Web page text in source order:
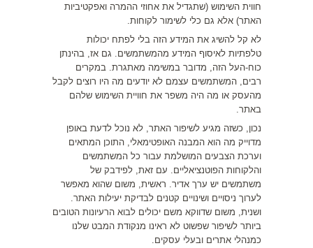
חווית השימוש (שתגדיל את אחוזי ההמרה ואפקטיביות
האתר) אלא גם כלי לשימור לקוחות.
לא קל להשיג את המידע הזה בלי לפתח יכולות
טלפתיות לאיסוף המידע מהמשתמשים. גם אז, בהינתן
כוח-העל הזה, מדובר במשימה מאתגרת. במקרים
רבים, המשתמשים עצמם לא יודעים מה היו רוצים לקבל
מהעסק או מה היה משפר את חוויית השימוש שלהם
באתר.
נכון, כשזה מגיע לשיפור האתר, לא נוכל לדעת באופן
מדוייק מה הוא המבנה האופטימאלי, התוכן המתאים
וערכת הצבעים המושלמת עבור כל המשתמשים
והלקוחות הפוטנציאליים. עם זאת, לפידבק של
משתמשים יש ערך אדיר. ראשית, משום שהוא מאפשר
לערוך ניסויים ושינויים קטנים לבדיקת יעילות האתר.
ושנית, משום שדווקא משם יכולים לבוא הרעיונות הטובים
ביותר לשיפור שפשוט לא ראינו מנקודת המבט שלנו
כמנהלי אתרים ובעלי עסקים.